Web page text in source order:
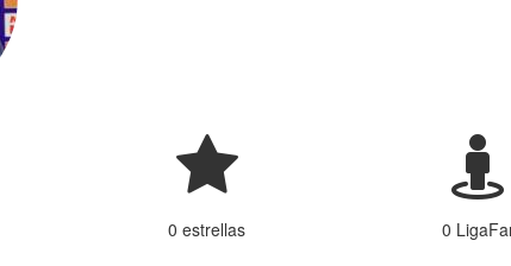
0 estrellas 0